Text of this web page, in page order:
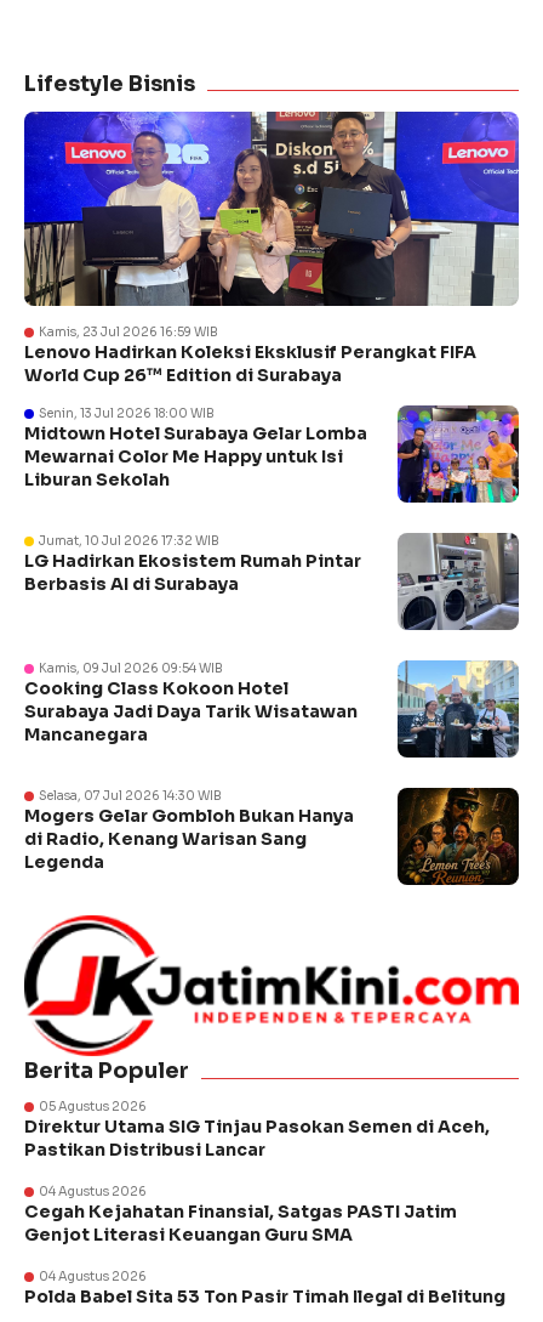
Lifestyle Bisnis
Kamis, 23 Jul 2026 16:59 WIB
Lenovo Hadirkan Koleksi Eksklusif Perangkat FIFA
World Cup 26™ Edition di Surabaya
Senin, 13 Jul 2026 18:00 WIB
Midtown Hotel Surabaya Gelar Lomba
Mewarnai Color Me Happy untuk Isi
Liburan Sekolah
Jumat, 10 Jul 2026 17:32 WIB
LG Hadirkan Ekosistem Rumah Pintar
Berbasis AI di Surabaya
Kamis, 09 Jul 2026 09:54 WIB
Cooking Class Kokoon Hotel
Surabaya Jadi Daya Tarik Wisatawan
Mancanegara
Selasa, 07 Jul 2026 14:30 WIB
Mogers Gelar Gombloh Bukan Hanya
di Radio, Kenang Warisan Sang
Legenda
Berita Populer
05 Agustus 2026
Direktur Utama SIG Tinjau Pasokan Semen di Aceh,
Pastikan Distribusi Lancar
04 Agustus 2026
Cegah Kejahatan Finansial, Satgas PASTI Jatim
Genjot Literasi Keuangan Guru SMA
04 Agustus 2026
Polda Babel Sita 53 Ton Pasir Timah Ilegal di Belitung